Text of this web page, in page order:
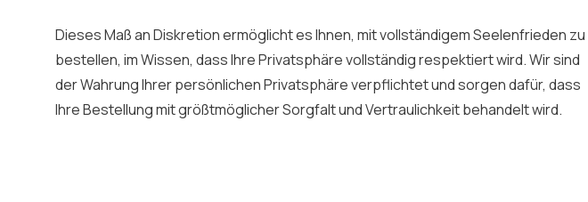
Dieses Maß an Diskretion ermöglicht es Ihnen, mit vollständigem Seelenfrieden zu
bestellen, im Wissen, dass Ihre Privatsphäre vollständig respektiert wird. Wir sind
der Wahrung Ihrer persönlichen Privatsphäre verpflichtet und sorgen dafür, dass
Ihre Bestellung mit größtmöglicher Sorgfalt und Vertraulichkeit behandelt wird.